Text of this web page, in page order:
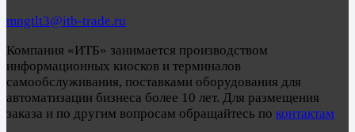
mngtlt3@itb-trade.ru
Компания «ИТБ» занимается производством
информационных киосков и терминалов
самообслуживания, поставками оборудования для
автоматизации бизнеса более 10 лет. Для размещения
заказа и по другим вопросам обращайтесь по контактам